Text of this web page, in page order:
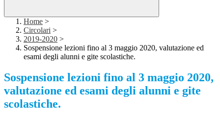
Home >
Circolari >
2019-2020 >
Sospensione lezioni fino al 3 maggio 2020, valutazione ed
esami degli alunni e gite scolastiche.
Sospensione lezioni fino al 3 maggio 2020,
valutazione ed esami degli alunni e gite
scolastiche.